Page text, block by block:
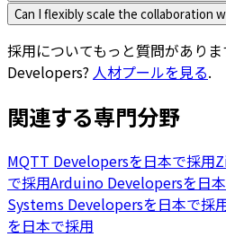
Can I flexibly scale the collaboration
採用についてもっと質問があり
Developers? 人材プールを見る.
関連する専門分野
MQTT Developersを日本で採用
で採用Arduino Developersを日
Systems Developersを日本で採
を日本で採用